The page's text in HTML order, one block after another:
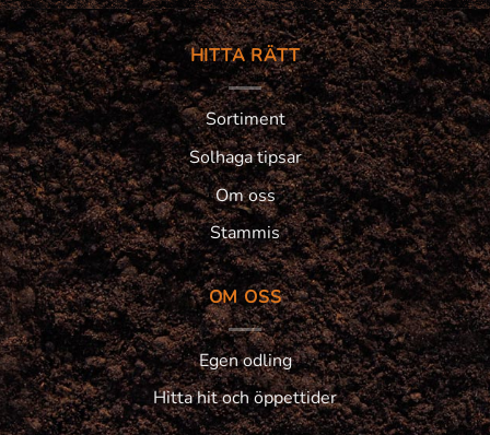
HITTA RÄTT
Sortiment
Solhaga tipsar
Om oss
Stammis
OM OSS
Egen odling
Hitta hit och öppettider